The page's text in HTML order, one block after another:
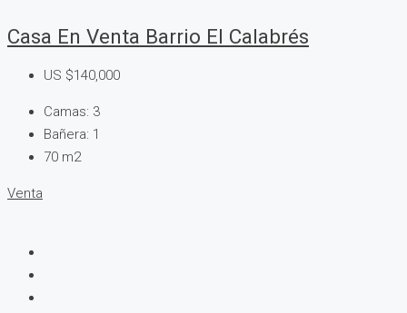
Casa En Venta Barrio El Calabrés
US $140,000
Camas: 3
Bañera: 1
70 m2
Venta